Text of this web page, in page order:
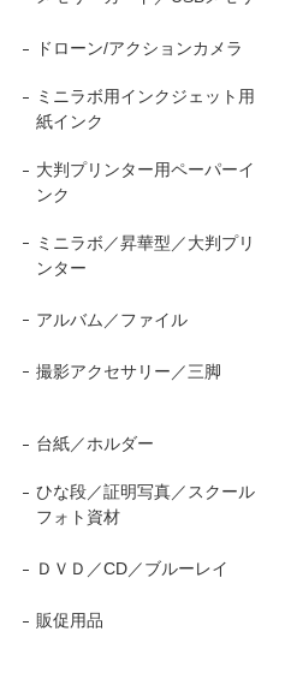
ドローン/アクションカメラ
ミニラボ用インクジェット用
紙インク
大判プリンター用ペーパーイ
ンク
ミニラボ／昇華型／大判プリ
ンター
アルバム／ファイル
撮影アクセサリー／三脚
台紙／ホルダー
ひな段／証明写真／スクール
フォト資材
ＤＶＤ／CD／ブルーレイ
販促用品